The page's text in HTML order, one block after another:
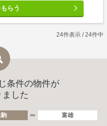
らう
24件表示 / 24件中
条件の物件が
ました
富雄